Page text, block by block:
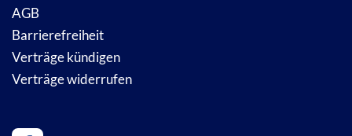
AGB
Barrierefreiheit
Verträge kündigen
Verträge widerrufen